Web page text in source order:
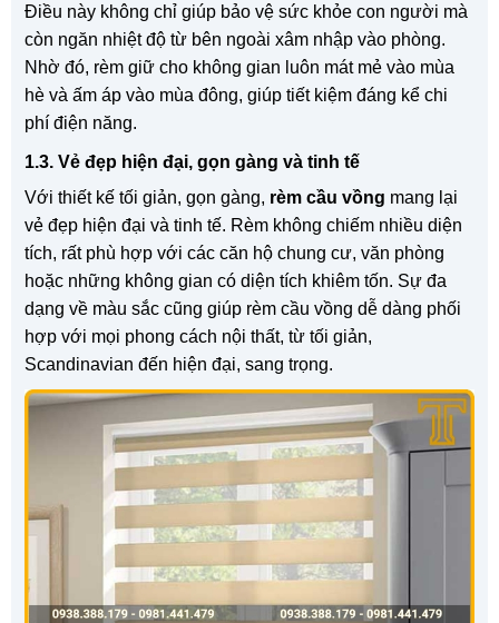
Điều này không chỉ giúp bảo vệ sức khỏe con người mà
còn ngăn nhiệt độ từ bên ngoài xâm nhập vào phòng.
Nhờ đó, rèm giữ cho không gian luôn mát mẻ vào mùa
hè và ấm áp vào mùa đông, giúp tiết kiệm đáng kể chi
phí điện năng.
1.3. Vẻ đẹp hiện đại, gọn gàng và tinh tế
Với thiết kế tối giản, gọn gàng, rèm cầu vồng mang lại
vẻ đẹp hiện đại và tinh tế. Rèm không chiếm nhiều diện
tích, rất phù hợp với các căn hộ chung cư, văn phòng
hoặc những không gian có diện tích khiêm tốn. Sự đa
dạng về màu sắc cũng giúp rèm cầu vồng dễ dàng phối
hợp với mọi phong cách nội thất, từ tối giản,
Scandinavian đến hiện đại, sang trọng.